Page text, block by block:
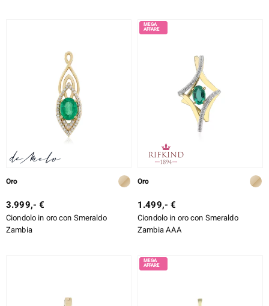
Oro
3.999,- €
Ciondolo in oro con Smeraldo
Zambia
Oro
1.499,- €
Ciondolo in oro con Smeraldo
Zambia AAA